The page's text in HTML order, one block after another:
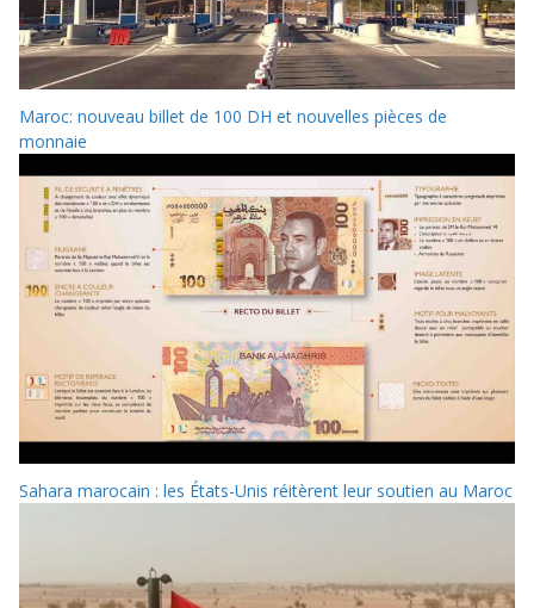
Maroc: nouveau billet de 100 DH et nouvelles pièces de
monnaie
Sahara marocain : les États-Unis réitèrent leur soutien au Maroc